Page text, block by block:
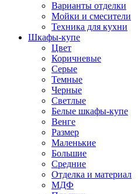
Варианты отделки
Мойки и смесители
Техника для кухни
Шкафы-купе
Цвет
Коричневые
Серые
Темные
Черные
Светлые
Белые шкафы-купе
Венге
Размер
Маленькие
Большие
Средние
Отделка и материал
МДФ